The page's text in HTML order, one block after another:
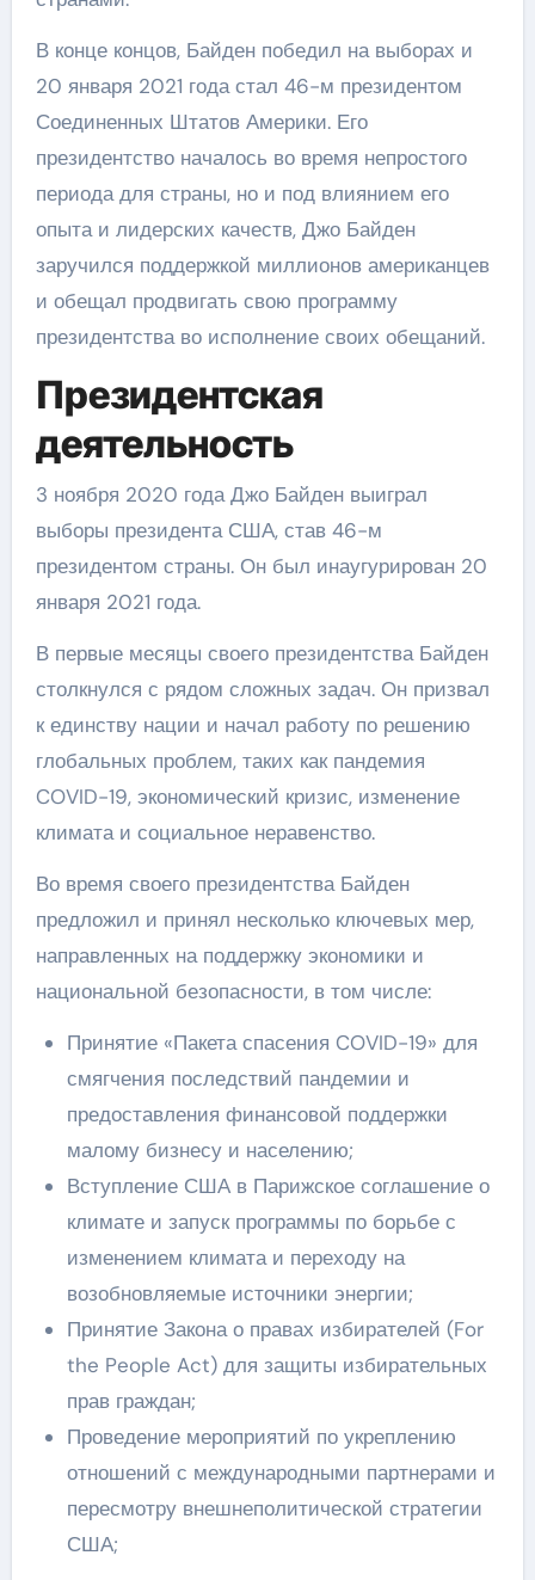
В конце концов, Байден победил на выборах и
20 января 2021 года стал 46-м президентом
Соединенных Штатов Америки. Его
президентство началось во время непростого
периода для страны, но и под влиянием его
опыта и лидерских качеств, Джо Байден
заручился поддержкой миллионов американцев
и обещал продвигать свою программу
президентства во исполнение своих обещаний.
Президентская
деятельность
3 ноября 2020 года Джо Байден выиграл
выборы президента США, став 46-м
президентом страны. Он был инаугурирован 20
января 2021 года.
В первые месяцы своего президентства Байден
столкнулся с рядом сложных задач. Он призвал
к единству нации и начал работу по решению
глобальных проблем, таких как пандемия
COVID-19, экономический кризис, изменение
климата и социальное неравенство.
Во время своего президентства Байден
предложил и принял несколько ключевых мер,
направленных на поддержку экономики и
национальной безопасности, в том числе:
Принятие «Пакета спасения COVID-19» для
смягчения последствий пандемии и
предоставления финансовой поддержки
малому бизнесу и населению;
Вступление США в Парижское соглашение о
климате и запуск программы по борьбе с
изменением климата и переходу на
возобновляемые источники энергии;
Принятие Закона о правах избирателей (For
the People Act) для защиты избирательных
прав граждан;
Проведение мероприятий по укреплению
отношений с международными партнерами и
пересмотру внешнеполитической стратегии
США;